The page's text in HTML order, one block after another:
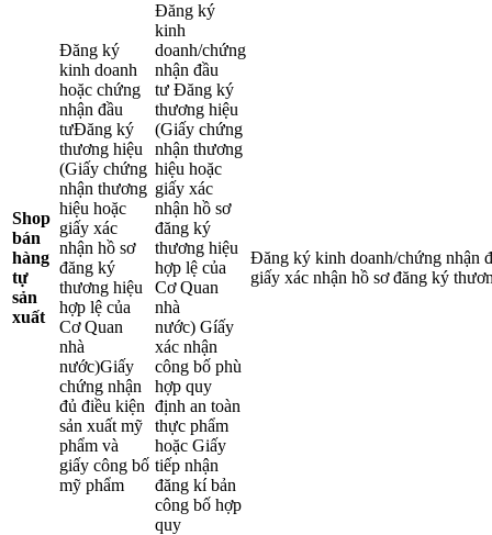
Shop
bán
hàng
tự
sản
xuất
Đăng ký
kinh doanh
hoặc chứng
nhận đầu
tưĐăng ký
thương hiệu
(Giấy chứng
nhận thương
hiệu hoặc
giấy xác
nhận hồ sơ
đăng ký
thương hiệu
hợp lệ của
Cơ Quan
nhà
nước)Giấy
chứng nhận
đủ điều kiện
sản xuất mỹ
phẩm và
giấy công bố
mỹ phẩm
Đăng ký
kinh
doanh/chứng
nhận đầu
tư Đăng ký
thương hiệu
(Giấy chứng
nhận thương
hiệu hoặc
giấy xác
nhận hồ sơ
đăng ký
thương hiệu
hợp lệ của
Cơ Quan
nhà
nước) Gíấy
xác nhận
công bố phù
hợp quy
định an toàn
thực phẩm
hoặc Giấy
tiếp nhận
đăng kí bản
công bố hợp
quy
Đăng ký kinh doanh/chứng nhận
giấy xác nhận hồ sơ đăng ký